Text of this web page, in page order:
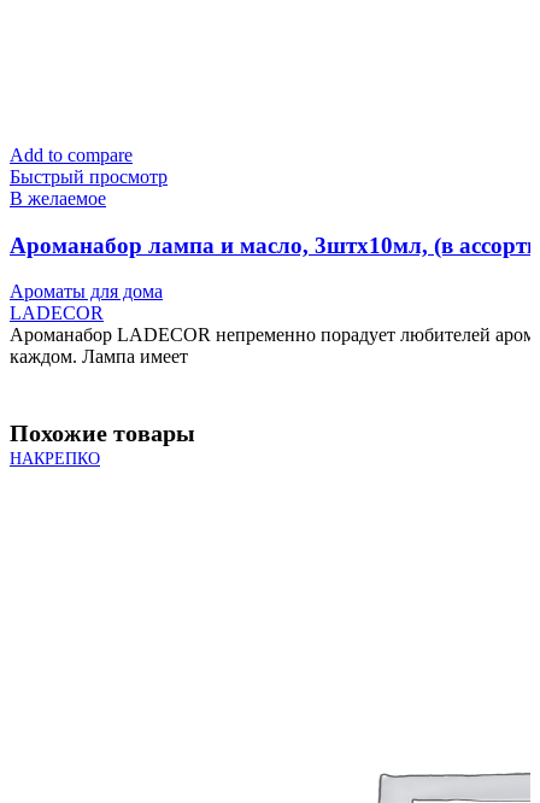
Add to compare
Быстрый просмотр
В желаемое
Ароманабор лампа и масло, 3штx10мл, (в
Ароматы для дома
LADECOR
Ароманабор LADECOR непременно порадует любителей
каждом. Лампа имеет
Похожие товары
НАКРЕПКО